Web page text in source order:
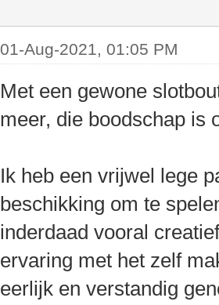
01-Aug-2021, 01:05 PM
Met een gewone
meer, die boodschap is
Ik heb een vrijwel lege
beschikking om te
inderdaad vooral
ervaring met het zelf
eerlijk en verstandig